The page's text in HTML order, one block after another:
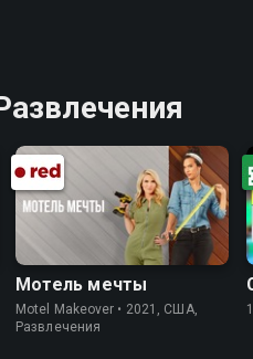
Мотель мечты
Motel Makeover • 2021, США,
Развлечения